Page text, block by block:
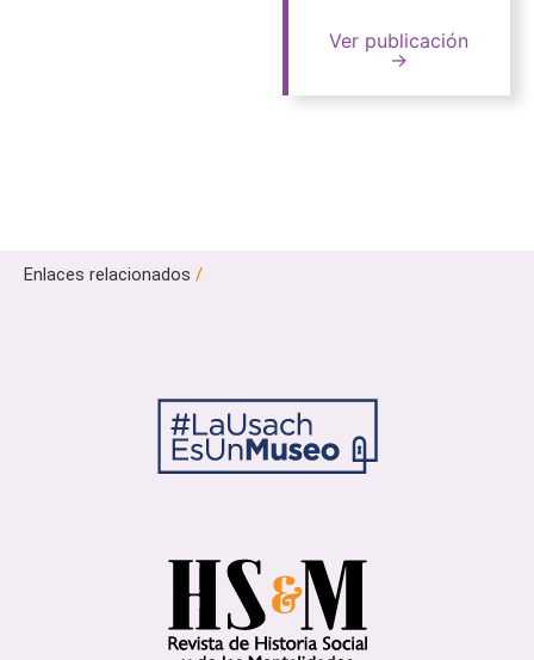
Ver publicación
→
Enlaces relacionados /